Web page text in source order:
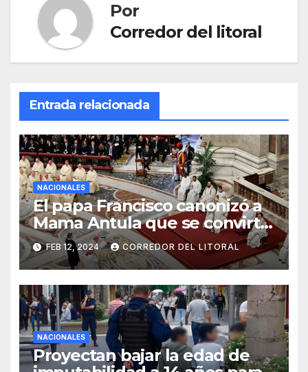
Por
Corredor del litoral
Entrada relacionada
NACIONALES
El papa Francisco canonizó a
Mama Antula que se convirtió
en la primera santa argentina
FEB 12, 2024 CORREDOR DEL LITORAL
NACIONALES
Proyectan bajar la edad de